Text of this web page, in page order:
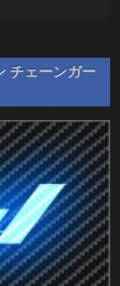
チェーンガー